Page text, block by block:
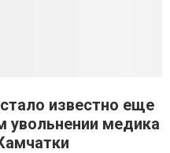
известно еще
увольнении медика